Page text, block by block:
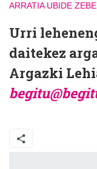
ARRATIA UBIDE
Urri
daitekez
Argazki